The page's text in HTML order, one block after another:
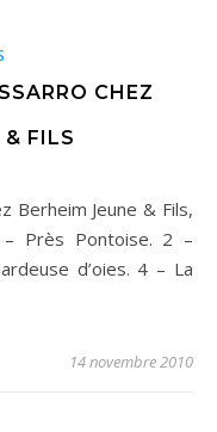
CHEZ
& FILS
Près Pontoise. 2 –
d’oies. 4 – La
14 novembre 2010